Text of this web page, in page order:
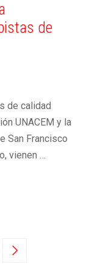
de
de calidad
UNACEM y la
San Francisco
vienen …